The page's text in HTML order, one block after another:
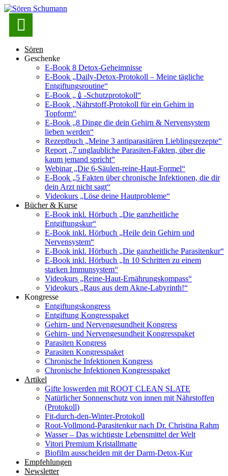

Sören
Geschenke
E-Book 8 Detox-Geheimnisse
E-Book „Daily-Detox-Protokoll – Meine tägliche
Entgiftungsroutine“
E-Book „💉-Schutzprotokoll“
E-Book „Nährstoff-Protokoll für ein Gehirn in
Topform“
E-Book „8 Dinge die dein Gehirn & Nervensystem
lieben werden“
Rezeptbuch „Meine 3 antiparasitären Lieblingsrezepte“
Report „7 unglaubliche Parasiten-Fakten, über die
kaum jemand spricht“
Webinar „Die 6-Säulen-reine-Haut-Formel“
E-Book „5 Fakten über chronische Infektionen, die dir
dein Arzt nicht sagt“
Videokurs „Löse deine Hautprobleme“
Bücher & Kurse
E-Book inkl. Hörbuch „Die ganzheitliche
Entgiftungskur“
E-Book inkl. Hörbuch „Heile dein Gehirn und
Nervensystem“
E-Book inkl. Hörbuch „Die ganzheitliche Parasitenkur“
E-Book inkl. Hörbuch „In 10 Schritten zu einem
starken Immunsystem“
Videokurs „Reine-Haut-Ernährungskompass“
Videokurs „Raus aus dem Akne-Labyrinth!“
Kongresse
Entgiftungskongress
Entgiftung Kongresspaket
Gehirn- und Nervengesundheit Kongress
Gehirn- und Nervengesundheit Kongresspaket
Parasiten Kongress
Parasiten Kongresspaket
Chronische Infektionen Kongress
Chronische Infektionen Kongresspaket
Artikel
Gifte loswerden mit ROOT CLEAN SLATE
Natürlicher Sonnenschutz von innen mit Nährstoffen
(Protokoll)
Fit-durch-den-Winter-Protokoll
Root-Vollmond-Parasitenkur nach Dr. Christina Rahm
Wasser – Das wichtigste Lebensmittel der Welt
Vitori Premium Kristallmatte
Biofilm ausscheiden mit der Darm-Detox-Kur
Empfehlungen
Newsletter